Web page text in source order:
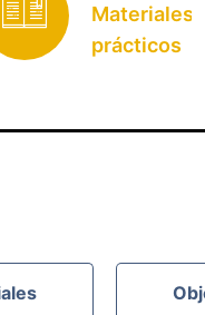
Materiales
prácticos